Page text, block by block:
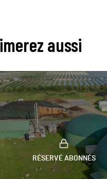
aussi
RÉSERVÉ ABONNÉS